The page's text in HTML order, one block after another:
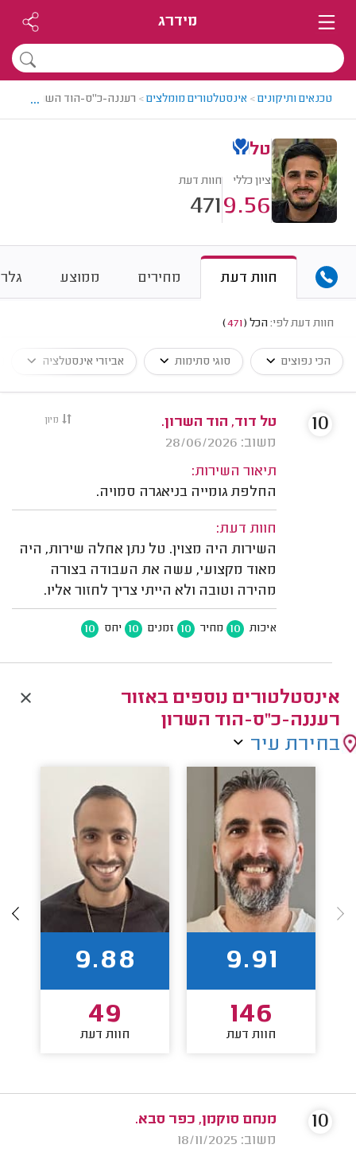
מידרג
טכנאים ותיקונים> אינסטלטורים מומלצים> רעננה-כ"ס-הוד השרון >
...
טל
ציון כללי
9.56
חוות דעת
471
חוות דעת מחירים ממוצע
חוות דעת לפי: הכל (
471
)
הכי נפוצים סוגי סתימות אביזרי אינסטלציה
מיון
טל דוד, הוד השרון.
משוב: 28/06/2026
תיאור השירות:
החלפת גומייה בניאגרה סמויה.
חוות דעת:
השירות היה מצוין. טל נתן אחלה שירות, היה
מאוד מקצועי, עשה את העבודה בצורה
מהירה וטובה ולא הייתי צריך לחזור אליו.
איכות 10 מחיר 10 זמנים 10 יחס 10
10
אינסטלטורים נוספים באזור
רעננה-כ"ס-הוד השרון
בחירת עיר
9.91
146
חוות דעת
9.88
49
חוות דעת
מנחם סוקמן, כפר סבא.
משוב: 18/11/2025
10